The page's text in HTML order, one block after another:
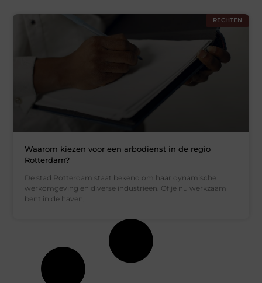
RECHTEN
Waarom kiezen voor een arbodienst in de regio
Rotterdam?
De stad Rotterdam staat bekend om haar dynamische
werkomgeving en diverse industrieën. Of je nu werkzaam
bent in de haven,